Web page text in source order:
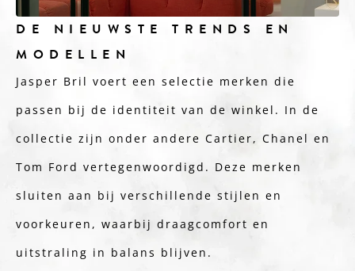
DE NIEUWSTE TRENDS EN
MODELLEN
Jasper Bril voert een selectie merken die
passen bij de identiteit van de winkel. In de
collectie zijn onder andere Cartier, Chanel en
Tom Ford vertegenwoordigd. Deze merken
sluiten aan bij verschillende stijlen en
voorkeuren, waarbij draagcomfort en
uitstraling in balans blijven.